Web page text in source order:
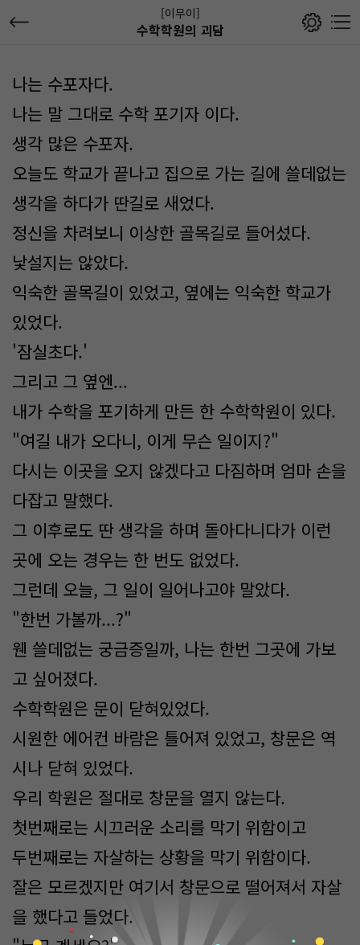
[이무이]
수학학원의 괴담
나는 수포자다.
나는 말 그대로 수학 포기자 이다.
생각 많은 수포자.
오늘도 학교가 끝나고 집으로 가는 길에 쓸데없는
생각을 하다가 딴길로 새었다.
정신을 차려보니 이상한 골목길로 들어섰다.
낯설지는 않았다.
익숙한 골목길이 있었고, 옆에는 익숙한 학교가
있었다.
'잠실초다.'
그리고 그 옆엔...
내가 수학을 포기하게 만든 한 수학학원이 있다.
"여길 내가 오다니, 이게 무슨 일이지?"
다시는 이곳을 오지 않겠다고 다짐하며 엄마 손을
다잡고 말했다.
그 이후로도 딴 생각을 하며 돌아다니다가 이런
곳에 오는 경우는 한 번도 없었다.
그런데 오늘, 그 일이 일어나고야 말았다.
"한번 가볼까...?"
웬 쓸데없는 궁금증일까, 나는 한번 그곳에 가보
고 싶어졌다.
수학학원은 문이 닫혀있었다.
시원한 에어컨 바람은 틀어져 있었고, 창문은 역
시나 닫혀 있었다.
우리 학원은 절대로 창문을 열지 않는다.
첫번째로는 시끄러운 소리를 막기 위함이고
두번째로는 자살하는 상황을 막기 위함이다.
잘은 모르겠지만 여기서 창문으로 떨어져서 자살
을 했다고 들었다.